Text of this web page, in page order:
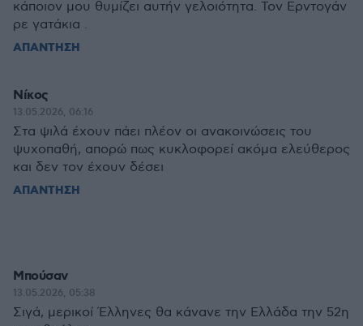
κάποιον μου θυμίζει αυτήν γελοιότητα. Τον Ερντογάν
ρε γατάκια .
ΑΠΑΝΤΗΣΗ
Νίκος
13.05.2026, 06:16
Στα ψιλά έχουν πάει πλέον οι ανακοινώσεις του
ψυχοπαθή, απορώ πως κυκλοφορεί ακόμα ελεύθερος
και δεν τον έχουν δέσει
ΑΠΑΝΤΗΣΗ
Μπούσαν
13.05.2026, 05:38
Σιγά, μερικοί Έλληνες θα κάνανε την Ελλάδα την 52η